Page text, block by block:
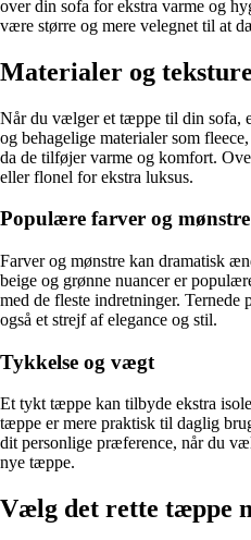
over din sofa for ekstra varme og
være større og mere velegnet til at
Materialer og
Når du vælger et tæppe til din sofa,
og behagelige materialer som
da de tilføjer varme og komfort.
eller flonel for ekstra luksus.
Populære farver og mønstre
Farver og mønstre kan dramatisk
beige og grønne nuancer er
med de fleste indretninger.
også et strejf af elegance og stil.
Tykkelse og vægt
Et tykt tæppe kan tilbyde ekstra
tæppe er mere praktisk til daglig
dit personlige præference, når du
nye tæppe.
Vælg det rette tæppe